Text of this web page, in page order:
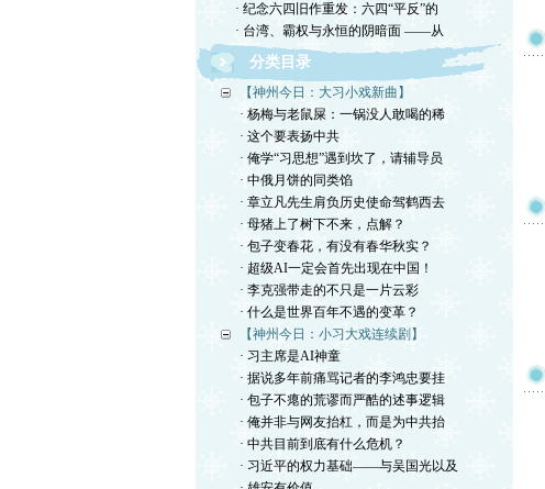
· 纪念六四旧作重发：六四“平反”的
· 台湾、霸权与永恒的阴暗面 ——从
分类目录
【神州今日：大习小戏新曲】
· 杨梅与老鼠屎：一锅没人敢喝的稀
· 这个要表扬中共
· 俺学“习思想”遇到坎了，请辅导员
· 中俄月饼的同类馅
· 章立凡先生肩负历史使命驾鹤西去
· 母猪上了树下不来，点解？
· 包子变春花，有没有春华秋实？
· 超级AI一定会首先出现在中国！
· 李克强带走的不只是一片云彩
· 什么是世界百年不遇的变革？
【神州今日：小习大戏连续剧】
· 习主席是AI神童
· 据说多年前痛骂记者的李鸿忠要挂
· 包子不瘪的荒谬而严酷的述事逻辑
· 俺并非与网友抬杠，而是为中共抬
· 中共目前到底有什么危机？
· 习近平的权力基础——与吴国光以及